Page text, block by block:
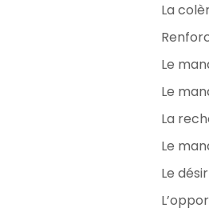
La
Le
Le
La
Le
Le